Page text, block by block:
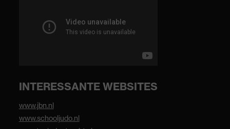
INTERESSANTE WEBSITES
www.jbn.nl
www.schooljudo.nl